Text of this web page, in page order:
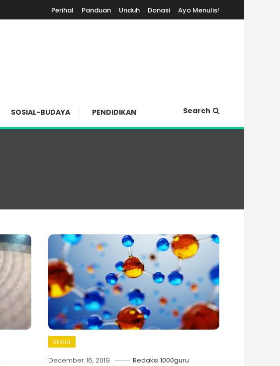
Perihal Panduan Unduh Donasi Ayo Menulis!
SOSIAL-BUDAYA PENDIDIKAN Search
Kimia
December 16, 2019 Redaksi 1000guru